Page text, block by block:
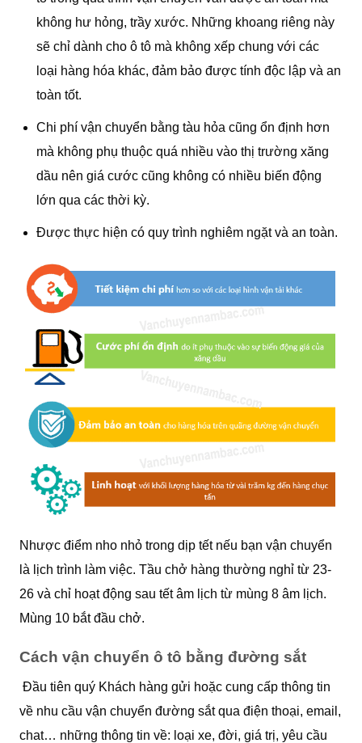
không hư hỏng, trầy xước. Những khoang riêng này
sẽ chỉ dành cho ô tô mà không xếp chung với các
loại hàng hóa khác, đảm bảo được tính độc lập và an
toàn tốt.
Chi phí vận chuyển bằng tàu hỏa cũng ổn định hơn
mà không phụ thuộc quá nhiều vào thị trường xăng
dầu nên giá cước cũng không có nhiều biến động
lớn qua các thời kỳ.
Được thực hiện có quy trình nghiêm ngặt và an toàn.
Nhược điểm nho nhỏ trong dịp tết nếu bạn vận chuyển
là lịch trình làm việc. Tầu chở hàng thường nghỉ từ 23-
26 và chỉ hoạt động sau tết âm lịch từ mùng 8 âm lịch.
Mùng 10 bắt đầu chở.
Cách vận chuyển ô tô bằng đường sắt
Đầu tiên quý Khách hàng gửi hoặc cung cấp thông tin
về nhu cầu vận chuyển đường sắt qua điện thoại, email,
chat… những thông tin về: loại xe, đời, giá trị, yêu cầu